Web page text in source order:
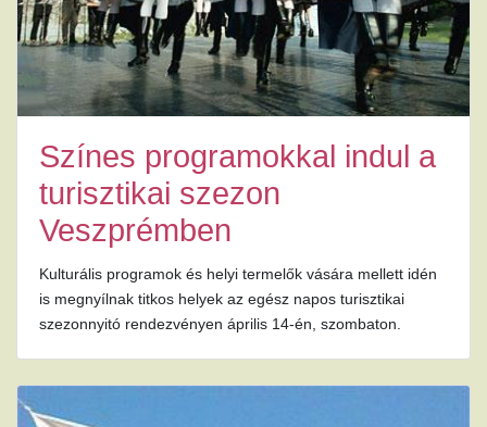
Színes programokkal indul a
turisztikai szezon
Veszprémben
Kulturális programok és helyi termelők vására mellett idén
is megnyílnak titkos helyek az egész napos turisztikai
szezonnyitó rendezvényen április 14-én, szombaton.